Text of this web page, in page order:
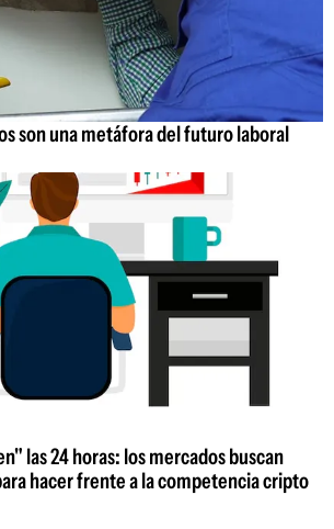
son una metáfora del futuro laboral
las 24 horas: los mercados buscan
hacer frente a la competencia cripto